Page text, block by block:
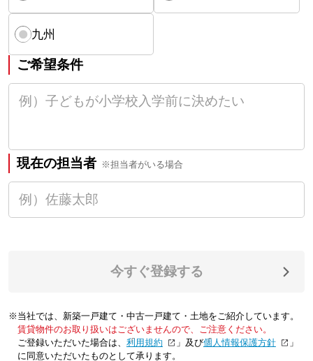
九州
ご希望条件
現在の担当者 ※担当者がいる場合
今すぐ登録する
※当社では、新築一戸建て・中古一戸建て・土地をご紹介しています。
賃貸物件のお取り扱いはございませんので、ご注意ください。
ご登録いただいた場合は、「利用規約 」及び「個人情報保護方針
」
に同意いただいたものとして承ります。